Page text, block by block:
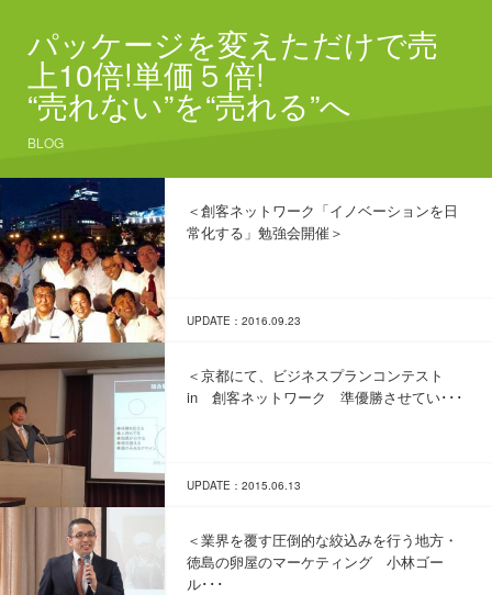
パッケージを変えただけで売
上10倍!単価５倍!
“売れない”を“売れる”へ
BLOG
＜創客ネットワーク「イノベーションを日
常化する」勉強会開催＞
UPDATE：2016.09.23
＜京都にて、ビジネスプランコンテスト
in 創客ネットワーク 準優勝させてい･･･
UPDATE：2015.06.13
＜業界を覆す圧倒的な絞込みを行う地方・
徳島の卵屋のマーケティング 小林ゴー
ル･･･